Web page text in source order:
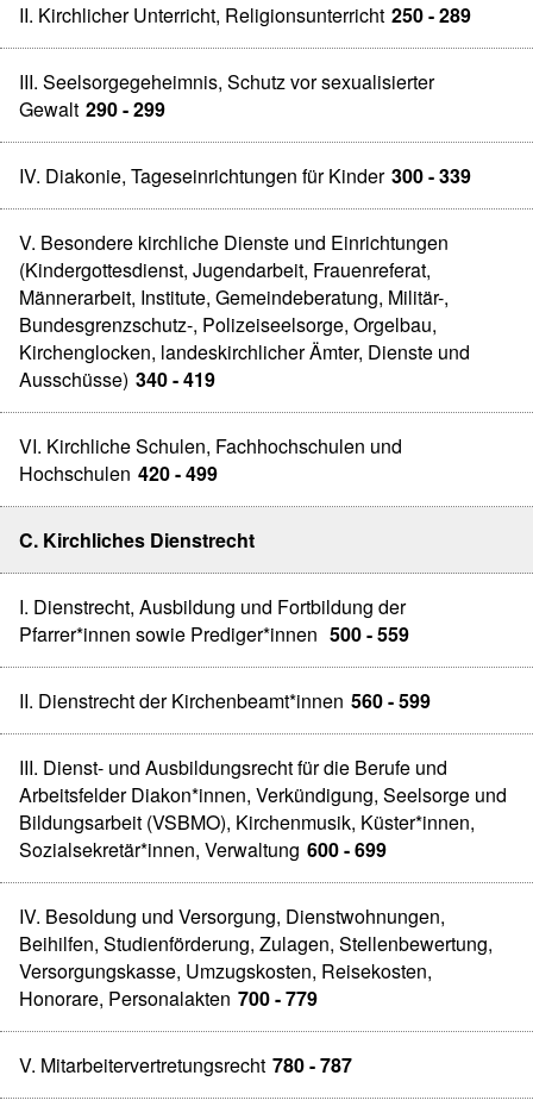
II. Kirchlicher Unterricht, Religionsunterricht 250 - 289
III. Seelsorgegeheimnis, Schutz vor sexualisierter
Gewalt 290 - 299
IV. Diakonie, Tageseinrichtungen für Kinder 300 - 339
V. Besondere kirchliche Dienste und Einrichtungen
(Kindergottesdienst, Jugendarbeit, Frauenreferat,
Männerarbeit, Institute, Gemeindeberatung, Militär-,
Bundesgrenzschutz-, Polizeiseelsorge, Orgelbau,
Kirchenglocken, landeskirchlicher Ämter, Dienste und
Ausschüsse) 340 - 419
VI. Kirchliche Schulen, Fachhochschulen und
Hochschulen 420 - 499
C. Kirchliches Dienstrecht
I. Dienstrecht, Ausbildung und Fortbildung der
Pfarrer*innen sowie Prediger*innen 500 - 559
II. Dienstrecht der Kirchenbeamt*innen 560 - 599
III. Dienst- und Ausbildungsrecht für die Berufe und
Arbeitsfelder Diakon*innen, Verkündigung, Seelsorge und
Bildungsarbeit (VSBMO), Kirchenmusik, Küster*innen,
Sozialsekretär*innen, Verwaltung 600 - 699
IV. Besoldung und Versorgung, Dienstwohnungen,
Beihilfen, Studienförderung, Zulagen, Stellenbewertung,
Versorgungskasse, Umzugskosten, Reisekosten,
Honorare, Personalakten 700 - 779
V. Mitarbeitervertretungsrecht 780 - 787